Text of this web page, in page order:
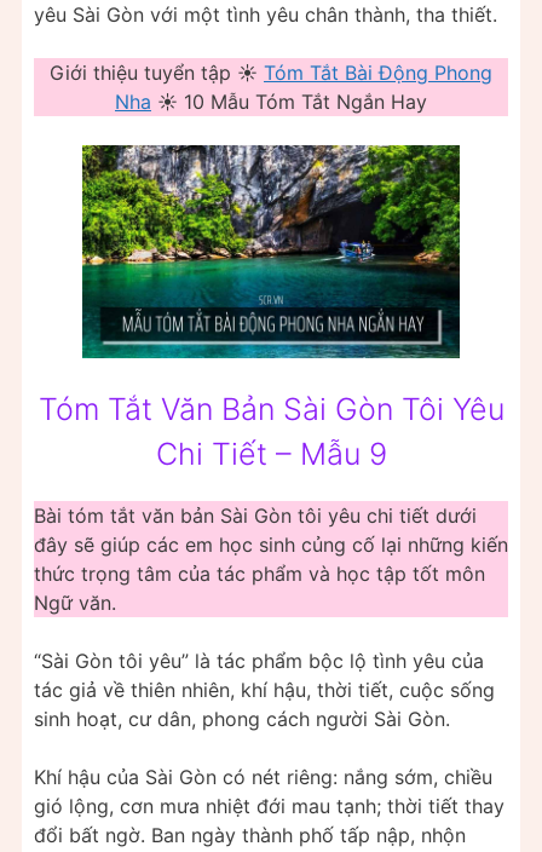
yêu Sài Gòn với một tình yêu chân thành, tha thiết.
Giới thiệu tuyển tập ☀️ Tóm Tắt Bài Động Phong
Nha ☀️ 10 Mẫu Tóm Tắt Ngắn Hay
Tóm Tắt Văn Bản Sài Gòn Tôi Yêu
Chi Tiết – Mẫu 9
Bài tóm tắt văn bản Sài Gòn tôi yêu chi tiết dưới
đây sẽ giúp các em học sinh củng cố lại những kiến
thức trọng tâm của tác phẩm và học tập tốt môn
Ngữ văn.
“Sài Gòn tôi yêu” là tác phẩm bộc lộ tình yêu của
tác giả về thiên nhiên, khí hậu, thời tiết, cuộc sống
sinh hoạt, cư dân, phong cách người Sài Gòn.
Khí hậu của Sài Gòn có nét riêng: nắng sớm, chiều
gió lộng, cơn mưa nhiệt đới mau tạnh; thời tiết thay
đổi bất ngờ. Ban ngày thành phố tấp nập, nhộn